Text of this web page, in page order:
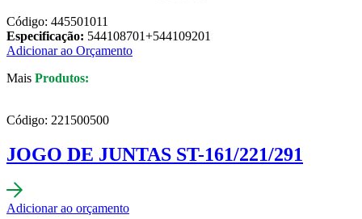
Código: 445501011
Especificação: 544108701+544109201
Adicionar ao Orçamento
Mais Produtos:
Código: 221500500
JOGO DE JUNTAS ST-161/221/291
Adicionar ao orçamento